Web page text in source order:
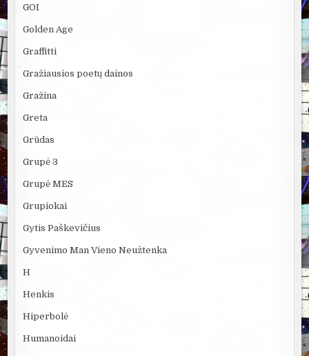
GOI
Golden Age
Graffitti
Gražiausios poetų dainos
Gražina
Greta
Grūdas
Grupė 3
Grupė MES
Grupiokai
Gytis Paškevičius
Gyvenimo Man Vieno Neužtenka
H
Henkis
Hiperbolė
Humanoidai